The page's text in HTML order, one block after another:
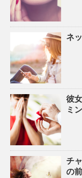
ネ
彼
ミ
チ
の